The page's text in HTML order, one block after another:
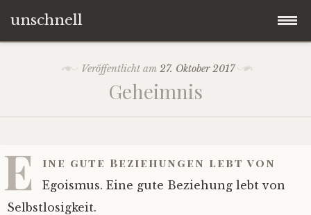
unschnell
Verba
Veröffentlicht am 27. Oktober 2017
Geheimnis
E ine gute Beziehungen lebt von
Egoismus. Eine gute Beziehung lebt von
Selbstlosigkeit.